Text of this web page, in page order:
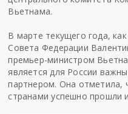
Вьетнама.
В марте текущего года,
Совета Федерации
премьер-министром
является для России
партнером. Она отметила,
странами успешно прошли